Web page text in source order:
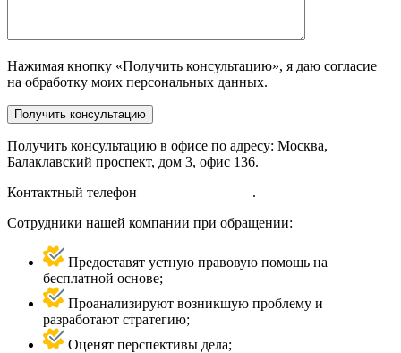
Нажимая кнопку «Получить консультацию», я даю согласие
на обработку моих персональных данных.
Получить консультацию в офисе по адресу: Москва,
Балаклавский проспект, дом 3, офис 136.
Контактный телефон
.
Сотрудники нашей компании при обращении:
Предоставят устную правовую помощь на
бесплатной основе;
Проанализируют возникшую проблему и
разработают стратегию;
Оценят перспективы дела;